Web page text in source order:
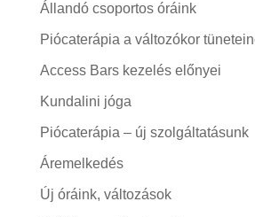
Állandó csoportos óráink
Piócaterápia a változókor
Access Bars kezelés előnyei
Kundalini jóga
Piócaterápia – új szolgáltatásunk
Áremelkedés
Új óráink, változások